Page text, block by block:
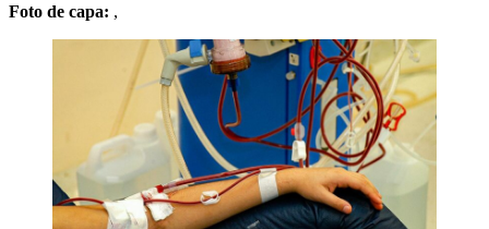
Foto de capa: ,